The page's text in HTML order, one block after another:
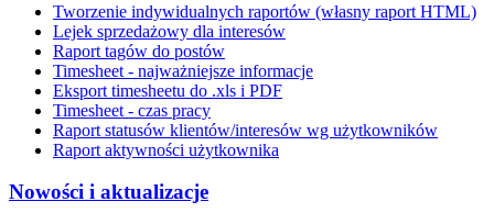
Tworzenie indywidualnych raportów (własny raport HTML)
Lejek sprzedażowy dla interesów
Raport tagów do postów
Timesheet - najważniejsze informacje
Eksport timesheetu do .xls i PDF
Timesheet - czas pracy
Raport statusów klientów/interesów wg użytkowników
Raport aktywności użytkownika
Nowości i aktualizacje